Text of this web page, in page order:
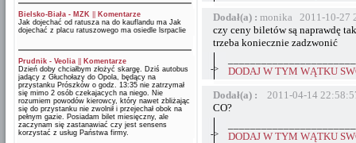
Bielsko-Biała - MZK
Komentarze
Jak dojechać od ratusza na do kauflandu ma Jak
dojechać z placu ratuszowego ma osiedle lsrpaclie
Prudnik - Veolia
Komentarze
Dzień doby chciałbym złożyć skargę. Dziś autobus
jadący z Głuchołazy do Opola, będący na
przystanku Prószków o godz. 13:35 nie zatrzymał
się mimo 2 osób czekajacych na niego. Nie
rozumiem powodów kierowcy, który nawet zbliżając
się do przystanku nie zwolnił i przejechał obok na
pełnym gazie. Posiadam bilet miesięczny, ale
zaczynam się zastanawiać czy jest sensens
korzystać z usług Państwa firmy.
Dodał(a) : monika 2011-10-27
czy ceny biletów są naprawdę
trzeba koniecznie zadzwonić
->
DODAJ W TYM WĄTKU
Dodał(a) :
2011-04-14
CO?
->
DODAJ W TYM WĄTKU